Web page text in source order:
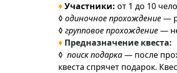
♦Участники: от 1 до 10
◊ одиночное прохождение—
◊ групповое прохождение—
♦ Предназначение квеста:
◊ поиск подарка— после
квеста спрячет подарок.